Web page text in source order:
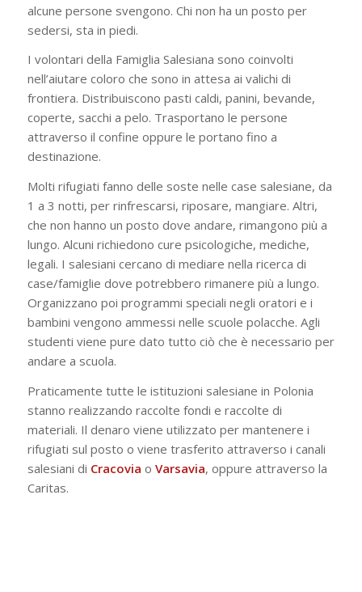
alcune persone svengono. Chi non ha un posto per
sedersi, sta in piedi.
I volontari della Famiglia Salesiana sono coinvolti
nell’aiutare coloro che sono in attesa ai valichi di
frontiera. Distribuiscono pasti caldi, panini, bevande,
coperte, sacchi a pelo. Trasportano le persone
attraverso il confine oppure le portano fino a
destinazione.
Molti rifugiati fanno delle soste nelle case salesiane, da
1 a 3 notti, per rinfrescarsi, riposare, mangiare. Altri,
che non hanno un posto dove andare, rimangono più a
lungo. Alcuni richiedono cure psicologiche, mediche,
legali. I salesiani cercano di mediare nella ricerca di
case/famiglie dove potrebbero rimanere più a lungo.
Organizzano poi programmi speciali negli oratori e i
bambini vengono ammessi nelle scuole polacche. Agli
studenti viene pure dato tutto ciò che è necessario per
andare a scuola.
Praticamente tutte le istituzioni salesiane in Polonia
stanno realizzando raccolte fondi e raccolte di
materiali. Il denaro viene utilizzato per mantenere i
rifugiati sul posto o viene trasferito attraverso i canali
salesiani di Cracovia o Varsavia, oppure attraverso la
Caritas.